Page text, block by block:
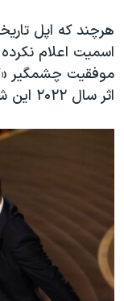
هرچند که اپل
اسمیت اعلام
موفقیت چشمگیر
اثر سال ۲۰۲۲ این شبکه اینترنتی باشد.